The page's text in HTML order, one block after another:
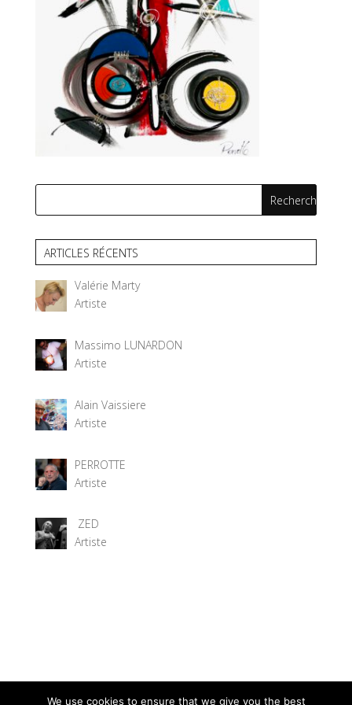
ARTICLES RÉCENTS
Valérie Marty
Artiste
Massimo LUNARDON
Artiste
Alain Vaissiere
Artiste
PERROTTE
Artiste
ZED
Artiste
We use cookies to ensure that we give you the best